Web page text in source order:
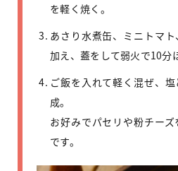
を軽く焼く。
あさり水煮缶、ミニトマ
加え、蓋をして弱火で10分
ご飯を入れて軽く混ぜ、
成。
お好みでパセリや粉チー
です。